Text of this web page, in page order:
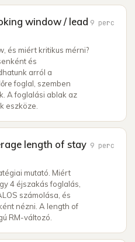
window / lead
és miért kritikus mérni?
és
arról a
foglal, szemben
A foglalási ablak az
eszköze.
9 perc
length of stay
mutató. Miért
4 éjszakás foglalás,
számolása, és
nézni. A length of
RM-változó.
9 perc